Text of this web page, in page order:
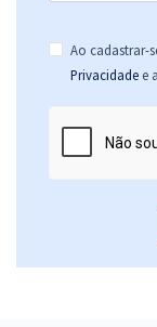
Ao cadastrar-
Privacidade e